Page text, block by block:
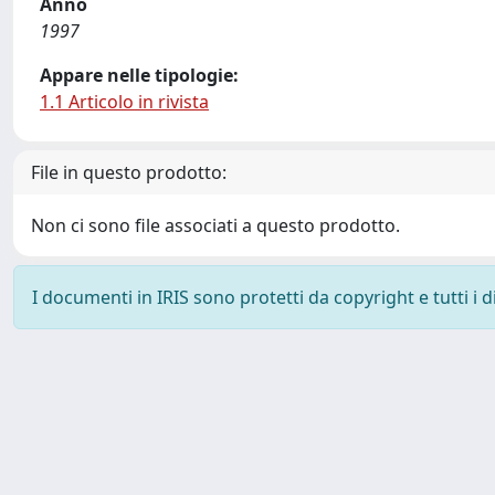
1997
Appare nelle tipologie:
1.1 Articolo in rivista
File in questo prodotto:
Non ci sono file associati a questo prodotto.
I documenti in IRIS sono protetti da copyright e tutti i